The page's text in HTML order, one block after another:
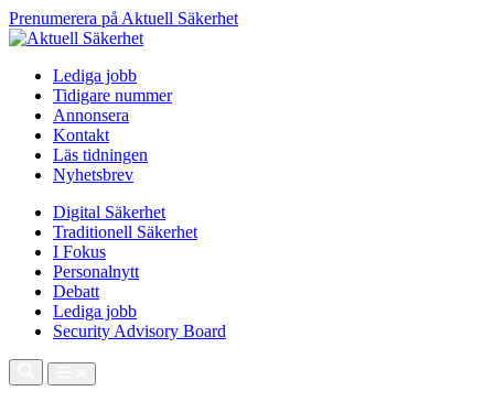
Prenumerera på Aktuell Säkerhet
Lediga jobb
Tidigare nummer
Annonsera
Kontakt
Läs tidningen
Nyhetsbrev
Digital Säkerhet
Traditionell Säkerhet
I Fokus
Personalnytt
Debatt
Lediga jobb
Security Advisory Board